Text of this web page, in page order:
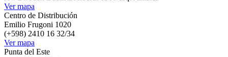
Ver mapa
Centro de Distribución
Emilio Frugoni 1020
(+598) 2410 16 32/34
Ver mapa
Punta del Este